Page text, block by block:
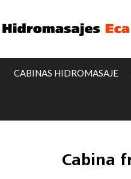
CABINAS HIDROMASAJE
Cabina